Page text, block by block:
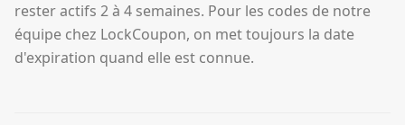
rester actifs 2 à 4 semaines. Pour les codes de notre
équipe chez LockCoupon, on met toujours la date
d'expiration quand elle est connue.